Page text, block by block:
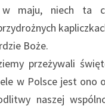
w maju, niech ta
Boże.
przeżywali
w Polsce jest
naszej